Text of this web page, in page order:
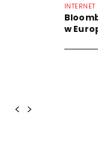
INTERNET
w
< >